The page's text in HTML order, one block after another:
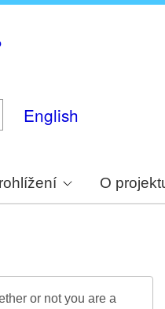
English
O
or not you are a